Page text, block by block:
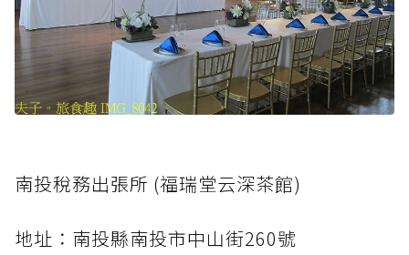
南投稅務出張所 (福瑞堂云深茶館)
地址：南投縣南投市中山街260號